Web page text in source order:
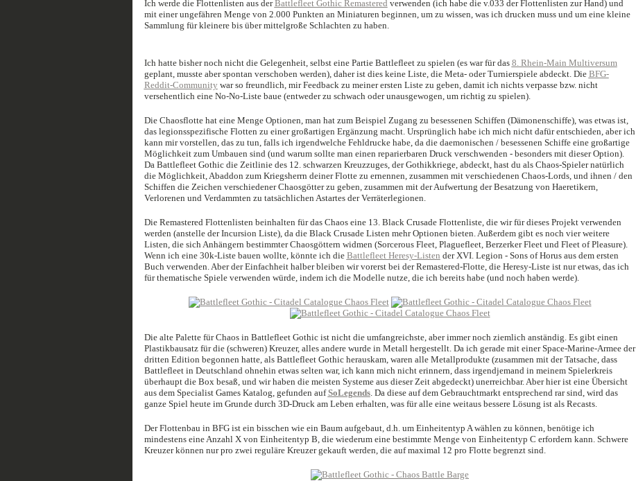
Ich werde die Flottenlisten aus derBattlefleet Gothic Remastered verwenden (ich habe die v.033 der Flottenlisten zur Hand) und
mit einer ungefähren Menge von 2.000 Punkten an Miniaturen beginnen, um zu wissen, was ich drucken muss und um eine kleine
Sammlung für kleinere bis über mittelgroße Schlachten zu haben.
Ich hatte bisher noch nicht die Gelegenheit, selbst eine Partie Battlefleet zu spielen (es war für das 8. Rhein-Main Multiversum
geplant, musste aber spontan verschoben werden), daher ist dies keine Liste, die Meta- oder Turnierspiele abdeckt. Die BFG-
Reddit-Community war so freundlich, mir Feedback zu meiner ersten Liste zu geben, damit ich nichts verpasse bzw. nicht
versehentlich eine No-No-Liste baue (entweder zu schwach oder unausgewogen, um richtig zu spielen).
Die Chaosflotte hat eine Menge Optionen, man hat zum Beispiel Zugang zu besessenen Schiffen (Dämonenschiffe), was etwas ist,
das legionsspezifische Flotten zu einer großartigen Ergänzung macht. Ursprünglich habe ich mich nicht dafür entschieden, aber ich
kann mir vorstellen, das zu tun, falls ich irgendwelche Fehldrucke habe, da die daemonischen / besessenen Schiffe eine großartige
Möglichkeit zum Umbauen sind (und warum sollte man einen reparierbaren Druck verschwenden - besonders mit dieser Option).
Da Battlefleet Gothic die Zeitlinie des 12. schwarzen Kreuzzuges, der Gothikkriege, abdeckt, hast du als Chaos-Spieler natürlich
die Möglichkeit, Abaddon zum Kriegsherrn deiner Flotte zu ernennen, zusammen mit verschiedenen Chaos-Lords, und ihnen / den
Schiffen die Zeichen verschiedener Chaosgötter zu geben, zusammen mit der Aufwertung der Besatzung von Haeretikern,
Verlorenen und Verdammten zu tatsächlichen Astartes der Verräterlegionen.
Die Remastered Flottenlisten beinhalten für das Chaos eine 13. Black Crusade Flottenliste, die wir für dieses Projekt verwenden
werden (anstelle der Incursion Liste), da die Black Crusade Listen mehr Optionen bieten. Außerdem gibt es noch vier weitere
Listen, die sich Anhängern bestimmter Chaosgöttern widmen (Sorcerous Fleet, Plaguefleet, Berzerker Fleet und Fleet of Pleasure).
Wenn ich eine 30k-Liste bauen wollte, könnte ich die Battlefleet Heresy-Listen der XVI. Legion - Sons of Horus aus dem ersten
Buch verwenden. Aber der Einfachheit halber bleiben wir vorerst bei der Remastered-Flotte, die Heresy-Liste ist nur etwas, das ich
für thematische Spiele verwenden würde, indem ich die Modelle nutze, die ich bereits habe (und noch haben werde).
Die alte Palette für Chaos in Battlefleet Gothic ist nicht die umfangreichste, aber immer noch ziemlich anständig. Es gibt einen
Plastikbausatz für die (schweren) Kreuzer, alles andere wurde in Metall hergestellt. Da ich gerade mit einer Space-Marine-Armee der
dritten Edition begonnen hatte, als Battlefleet Gothic herauskam, waren alle Metallprodukte (zusammen mit der Tatsache, dass
Battlefleet in Deutschland ohnehin etwas selten war, ich kann mich nicht erinnern, dass irgendjemand in meinem Spielerkreis
überhaupt die Box besaß, und wir haben die meisten Systeme aus dieser Zeit abgedeckt) unerreichbar. Aber hier ist eine Übersicht
aus dem Specialist Games Katalog, gefunden aufSoLegends. Da diese auf dem Gebrauchtmarkt entsprechend rar sind, wird das
ganze Spiel heute im Grunde durch 3D-Druck am Leben erhalten, was für alle eine weitaus bessere Lösung ist als Recasts.
Der Flottenbau in BFG ist ein bisschen wie ein Baum aufgebaut, d.h. um Einheitentyp A wählen zu können, benötige ich
mindestens eine Anzahl X von Einheitentyp B, die wiederum eine bestimmte Menge von Einheitentyp C erfordern kann. Schwere
Kreuzer können nur pro zwei reguläre Kreuzer gekauft werden, die auf maximal 12 pro Flotte begrenzt sind.